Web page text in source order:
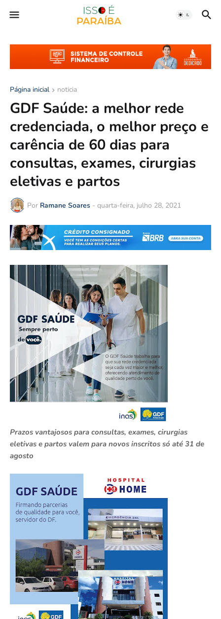
Página inicial noticia
GDF Saúde: a melhor rede
credenciada, o melhor preço e
carência de 60 dias para
consultas, exames, cirurgias
eletivas e partos
Por Ramane Soares - quarta-feira, julho 28, 2021
Prazos vantajosos para consultas, exames, cirurgias
eletivas e partos valem para novos inscritos só até 31 de
agosto